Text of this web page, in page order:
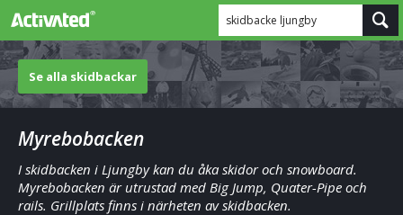
skidbacke ljungby
Se alla skidbackar
Myrebobacken
I skidbacken i Ljungby kan du åka skidor och snowboard.
Myrebobacken är utrustad med Big Jump, Quater-Pipe och
rails. Grillplats finns i närheten av skidbacken.